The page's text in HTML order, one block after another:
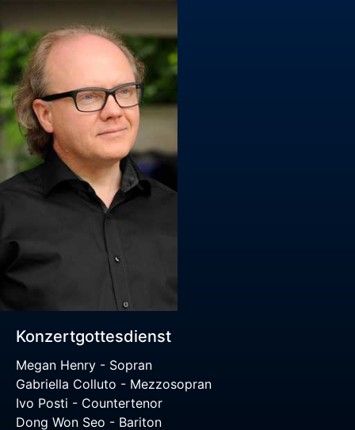
Konzertgottesdienst
Megan Henry - Sopran
Gabriella Colluto - Mezzosopran
Ivo Posti - Countertenor
Dong Won Seo - Bariton